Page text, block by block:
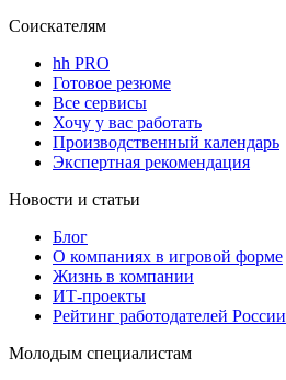
Соискателям
hh PRO
Готовое резюме
Все сервисы
Хочу у вас работать
Производственный календарь
Экспертная рекомендация
Новости и статьи
Блог
О компаниях в игровой форме
Жизнь в компании
ИТ-проекты
Рейтинг работодателей России
Молодым специалистам